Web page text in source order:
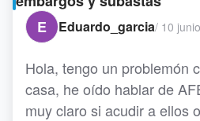
E
Eduardo_garcia/ 10
Hola, tengo un problemón
casa, he oído hablar de
muy claro si acudir a ellos